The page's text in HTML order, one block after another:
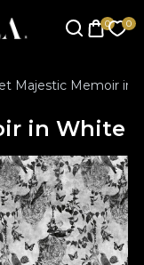
Majestic Memoir in
in White